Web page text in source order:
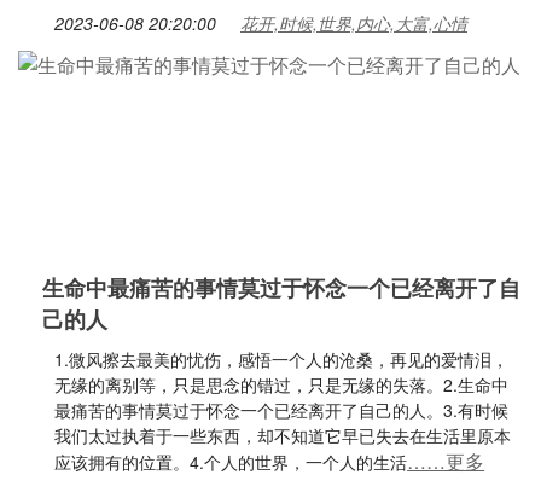
2023-06-08 20:20:00 花开,时候,世界,内心,大富,心情
生命中最痛苦的事情莫过于怀念一个已经离开了自
己的人
1.微风擦去最美的忧伤，感悟一个人的沧桑，再见的爱情泪，
无缘的离别等，只是思念的错过，只是无缘的失落。2.生命中
最痛苦的事情莫过于怀念一个已经离开了自己的人。3.有时候
我们太过执着于一些东西，却不知道它早已失去在生活里原本
应该拥有的位置。4.个人的世界，一个人的生活……更多